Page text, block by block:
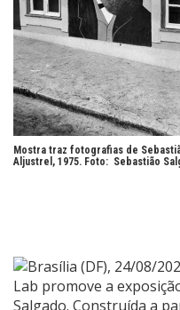
Mostra traz fotografias de
Aljustrel, 1975. Foto: Sebastião